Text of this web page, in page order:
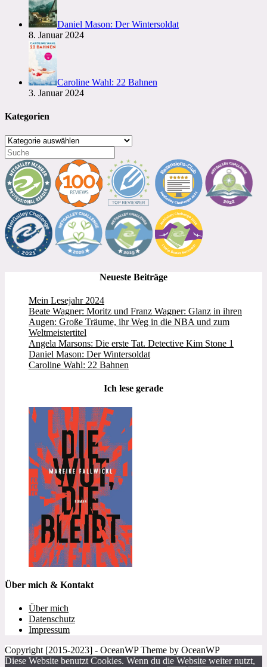
Daniel Mason: Der Wintersoldat
8. Januar 2024
Caroline Wahl: 22 Bahnen
3. Januar 2024
Kategorien
Kategorien
Neueste Beiträge
Mein Lesejahr 2024
Beate Wagner: Moritz und Franz Wagner: Glanz in ihren
Augen: Große Träume, ihr Weg in die NBA und zum
Weltmeistertitel
Angela Marsons: Die erste Tat. Detective Kim Stone 1
Daniel Mason: Der Wintersoldat
Caroline Wahl: 22 Bahnen
Ich lese gerade
Über mich & Kontakt
Über mich
Datenschutz
Impressum
Copyright [2015-2023] - OceanWP Theme by OceanWP
Diese Website benutzt Cookies. Wenn du die Website weiter nutzt,